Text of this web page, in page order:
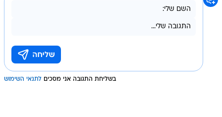
בשליחת התגובה אני מסכים לתנאי השימוש